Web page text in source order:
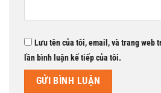
Lưu tên của tôi, email, và trang web
lần bình luận kế tiếp của tôi.